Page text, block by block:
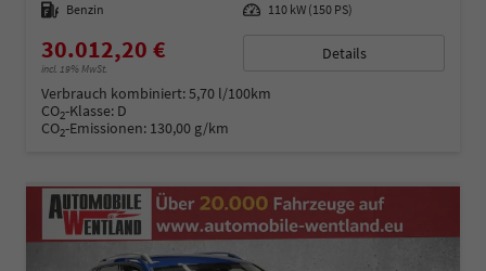
Kraftstoff Benzin Leistung 110 kW (150 PS)
30.012,20 €
incl. 19% MwSt.
Details
Verbrauch kombiniert:5,70 l/100km
CO2-Klasse: D
CO2-Emissionen: 130,00 g/km